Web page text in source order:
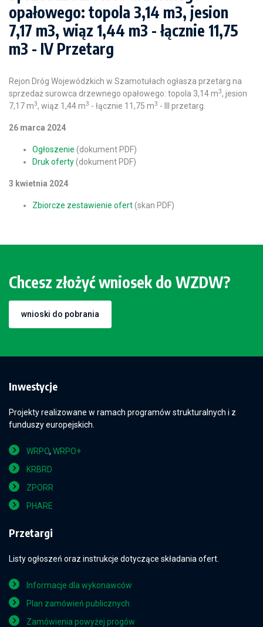
opałowego: topola 3,14 m3, jesion
7,17 m3, wiąz 1,44 m3 - łącznie 11,75
m3 - IV Przetarg
Rejon Dróg Wojewódzkich w Szamotułach ogłasza przetarg na
sprzedaż surowca drzewnego opałowego: topola 3,14 m3, jesion
7,17 m3, wiąz 1,44 m3 - łącznie 11,75 m3 - III przetarg.
26 marca 2024
Ogłoszenie (dokument PDF)
Druk oferty(dokument PDF)
3 kwietnia 2024
Zbiorcze zestawienie ofert(skan PDF)
Chcesz złożyć wniosek do WZDW?
wnioski do pobrania
Inwestycje
Projekty realizowane w ramach programów strukturalnych i z
funduszy europejskich.
WRPO, WRPO+
KRBRD
ZPORR
PHARE
Przetargi
Listy ogłoszeń oraz instrukcje dotyczące składania ofert.
Informacje dla wykonawców
Plan zamówień publicznych
Zamówienia powyżej progów